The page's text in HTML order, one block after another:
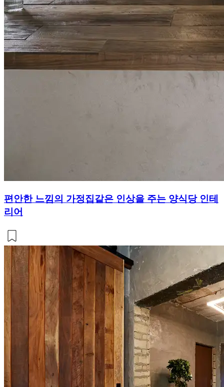
편안한 느낌의 가정집같은 인상을 주는 양식당 인테
리어